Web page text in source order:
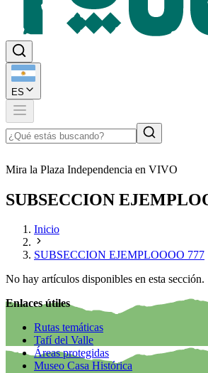
ES
Mira la Plaza Independencia en VIVO
SUBSECCION
Inicio
SUBSECCION EJEMPLOOOO 777
No hay artículos disponibles en esta sección.
Enlaces útiles
Rutas temáticas
Tafí del Valle
Áreas protegidas
Museo Casa Histórica